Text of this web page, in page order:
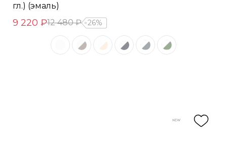
гл.) (эмаль)
9 220 ₽12 480 ₽ 26%